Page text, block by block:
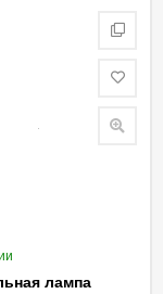
лампа